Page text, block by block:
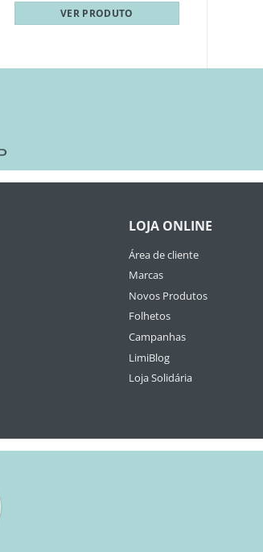
VER PRODUTO
LOJA ONLINE
Área de cliente
Marcas
Novos Produtos
Folhetos
Campanhas
LimiBlog
Loja Solidária